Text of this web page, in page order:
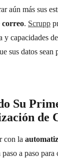
aún más sus
correo. Scrupp
y capacidades
sus datos sean
Su
de
con la
a paso